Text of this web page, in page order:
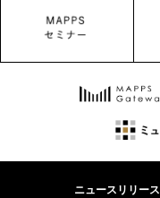
ニュースリリース